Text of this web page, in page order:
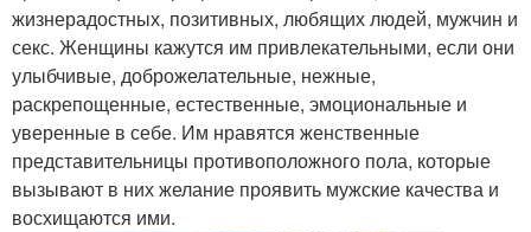
жизнерадостных, позитивных, любящих людей, мужчин и
секс. Женщины кажутся им привлекательными, если они
улыбчивые, доброжелательные, нежные,
раскрепощенные, естественные, эмоциональные и
уверенные в себе. Им нравятся женственные
представительницы противоположного пола, которые
вызывают в них желание проявить мужские качества и
восхищаются ими.